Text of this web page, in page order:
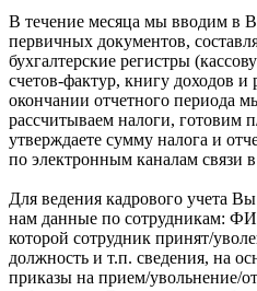
В течение месяца мы вводим в
первичных документов,
бухгалтерские регистры
счетов-фактур, книгу доходов и
окончании отчетного периода
рассчитываем налоги, готовим
утверждаете сумму налога и
по электронным каналам связи
Для ведения кадрового учета
нам данные по сотрудникам:
которой сотрудник принят/
должность и т.п. сведения, на
приказы на прием/увольнение/